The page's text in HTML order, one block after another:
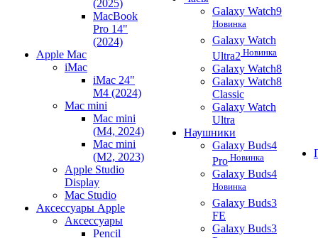
(2025)
MacBook
Pro 14"
(2024)
Apple Mac
iMac
iMac 24"
M4 (2024)
Mac mini
Mac mini
(M4, 2024)
Mac mini
(M2, 2023)
Apple Studio
Display
Mac Studio
Аксессуары Apple
Аксессуары
Pencil
Galaxy Watch9
Новинка
Galaxy Watch
Ultra2 Новинка
Galaxy Watch8
Galaxy Watch8
Classic
Galaxy Watch
Ultra
Наушники
Galaxy Buds4
Pro Новинка
Galaxy Buds4
Новинка
Galaxy Buds3
FE
Galaxy Buds3